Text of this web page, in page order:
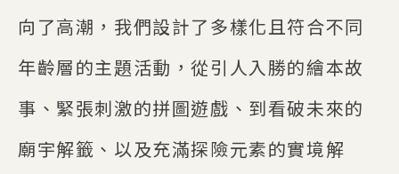
向了高潮，我們設計了多樣化且符合不同
年齡層的主題活動，從引人入勝的繪本故
事、緊張刺激的拼圖遊戲、到看破未來的
廟宇解籤、以及充滿探險元素的實境解